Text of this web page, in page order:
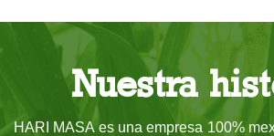
Nuestra
HARI MASA es una empresa 100%